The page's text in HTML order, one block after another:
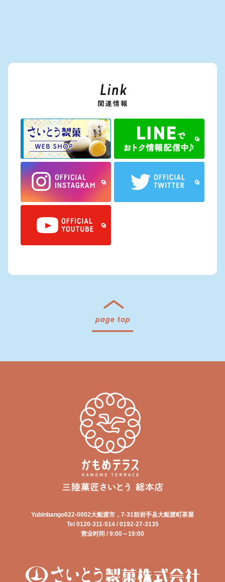
Yubinbango022-0002大船渡市，7-31前岩手县大船渡町茶屋
Tel 0120-311-514 / 0192-27-3135
营业时间 / 9:00～19:00